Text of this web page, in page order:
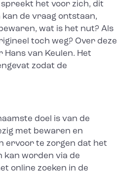
het voor zich, dit
de vraag ontstaan,
wat is het nut? Als
toch weg? Over deze
van Keulen. Het
zodat de
doel is van de
met bewaren en
ervoor te zorgen dat het
kan worden via de
online zoeken in de